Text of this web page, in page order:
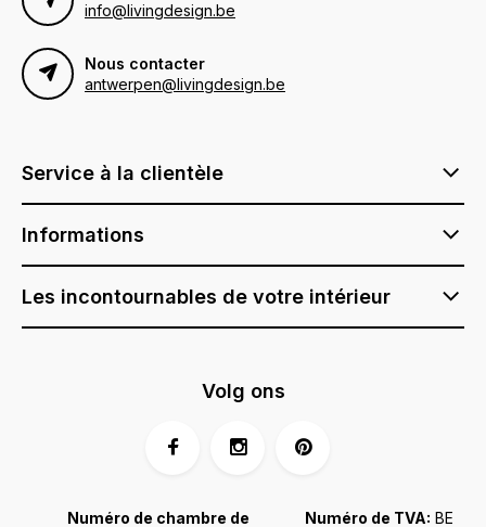
info@livingdesign.be
Nous contacter
antwerpen@livingdesign.be
Service à la clientèle
Informations
Les incontournables de votre intérieur
Numéro de chambre de Numéro de TVA: BE
Volg ons